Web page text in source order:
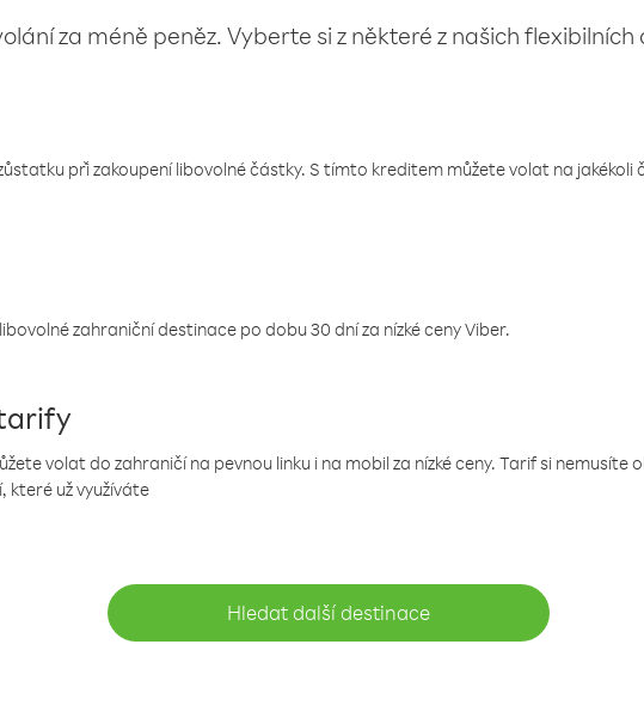
za méně peněz. Vyberte si z některé z našich
při zakoupení libovolné částky. S tímto kreditem můžete volat na jakékoli
zahraniční destinace po dobu 30 dní za nízké ceny Viber.
volat do zahraničí na pevnou linku i na mobil za nízké ceny. Tarif si nemusíte
které už využíváte
Hledat další destinace